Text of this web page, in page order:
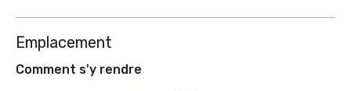
Emplacement
Comment s'y rendre